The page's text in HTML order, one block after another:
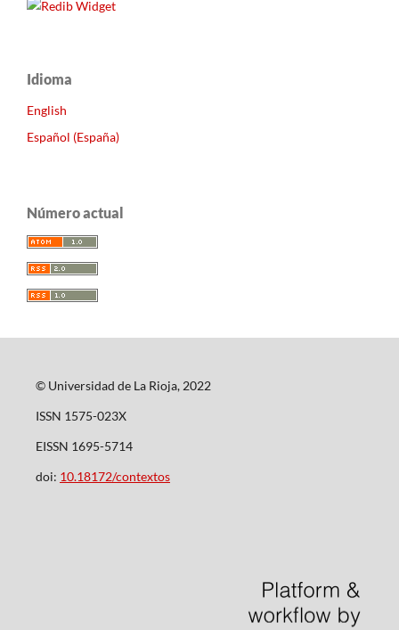
Idioma
English
Español (España)
Número actual
© Universidad de La Rioja, 2022
ISSN 1575-023X
EISSN 1695-5714
doi: 10.18172/contextos